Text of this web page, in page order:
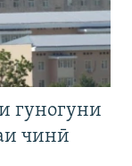
гуногуни
чинӣ